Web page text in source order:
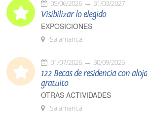
05/06/2026 31/03/2027
Visibilizar lo elegido
EXPOSICIONES
Salamanca
01/07/2026 30/09/2026
122 Becas de residencia con
gratuito
OTRAS ACTIVIDADES
Salamanca